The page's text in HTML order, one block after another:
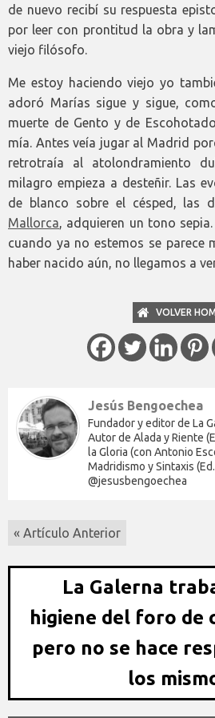
de nuevo recibí su respuesta
por leer con prontitud la obra y
viejo filósofo.
Me estoy haciendo viejo yo
adoró Marías sigue y sigue,
muerte de Gento y de
mía. Antes veía jugar al Madrid
retrotraía al atolondramiento
milagro empieza a desteñir. Las
de blanco sobre el césped, las
Mallorca, adquieren un tono
cuando ya no estemos se parece
haber nacido aún, no llegamos a
VOLVER
Jesús Bengoechea
Fundador y editor de La
Autor de Alada y Riente
la Gloria (con Antonio
Madridismo y Sintaxis (Ed.
@jesusbengoechea
« Artículo Anterior
La Galerna
higiene del foro de
pero no se hace
los